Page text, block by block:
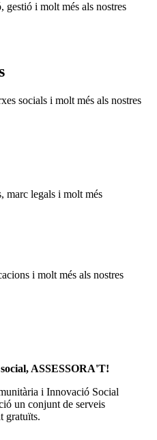
i molt més als nostres
socials i molt més als nostres
marc legals i molt més
i molt més als nostres
ASSESSORA'T!
i Innovació Social
un conjunt de serveis
gratuïts.